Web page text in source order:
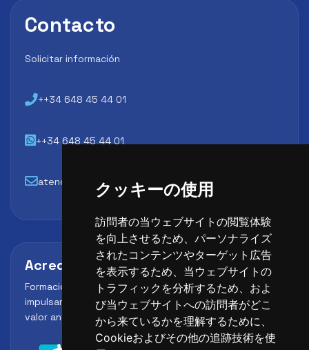
クッキーの使用
訪問者の当ウェブサイトの閲覧体験
を向上させるため、パーソナライズ
されたコンテンツやターゲット広告
を表示するため、当ウェブサイトの
トラフィックを分析するため、およ
び当ウェブサイトへの訪問者がどこ
から来ているかを理解するために、
Cookieおよびその他の追跡技術を使
Contacto
Solicitar información
++34 648 45 44 01
++34 648 45 44 01
atencion@futbollab.com
Acreditaciones y alianzas
Formación, metodología y reconocimiento para
impulsar el perfil profesional del alumno y reforzar su
valor ante clubes, academias y entidades deportivas.